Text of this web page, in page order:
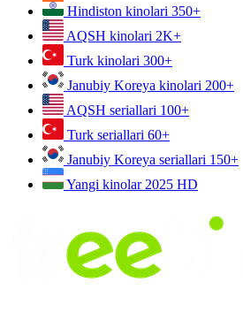
Hindiston kinolari 350+
AQSH kinolari 2K+
Turk kinolari 300+
Janubiy Koreya kinolari 200+
AQSH seriallari 100+
Turk seriallari 60+
Janubiy Koreya seriallari 150+
Yangi kinolar 2025 HD